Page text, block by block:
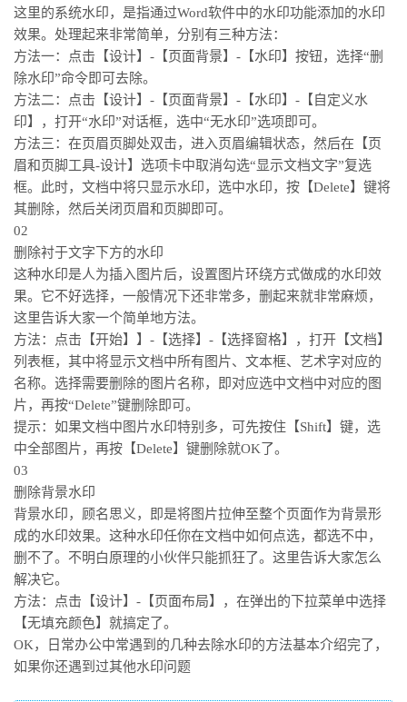
这里的系统水印，是指通过Word软件中的水印功能添加的水印
效果。处理起来非常简单，分别有三种方法：
方法一：点击【设计】-【页面背景】-【水印】按钮，选择“删
除水印”命令即可去除。
方法二：点击【设计】-【页面背景】-【水印】-【自定义水
印】，打开“水印”对话框，选中“无水印”选项即可。
方法三：在页眉页脚处双击，进入页眉编辑状态，然后在【页
眉和页脚工具-设计】选项卡中取消勾选“显示文档文字”复选
框。此时，文档中将只显示水印，选中水印，按【Delete】键将
其删除，然后关闭页眉和页脚即可。
02
删除衬于文字下方的水印
这种水印是人为插入图片后，设置图片环绕方式做成的水印效
果。它不好选择，一般情况下还非常多，删起来就非常麻烦，
这里告诉大家一个简单地方法。
方法：点击【开始】】-【选择】-【选择窗格】，打开【文档】
列表框，其中将显示文档中所有图片、文本框、艺术字对应的
名称。选择需要删除的图片名称，即对应选中文档中对应的图
片，再按“Delete”键删除即可。
提示：如果文档中图片水印特别多，可先按住【Shift】键，选
中全部图片，再按【Delete】键删除就OK了。
03
删除背景水印
背景水印，顾名思义，即是将图片拉伸至整个页面作为背景形
成的水印效果。这种水印任你在文档中如何点选，都选不中，
删不了。不明白原理的小伙伴只能抓狂了。这里告诉大家怎么
解决它。
方法：点击【设计】-【页面布局】，在弹出的下拉菜单中选择
【无填充颜色】就搞定了。
OK，日常办公中常遇到的几种去除水印的方法基本介绍完了，
如果你还遇到过其他水印问题